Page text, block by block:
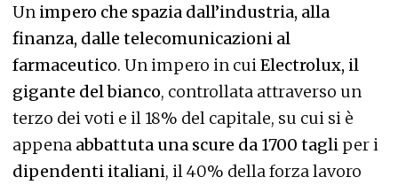
Un impero che spazia dall’industria, alla
finanza, dalle telecomunicazioni al
farmaceutico. Un impero in cuiElectrolux, il
gigante del bianco, controllata attraverso un
terzo dei voti e il 18% del capitale, su cui si è
appena abbattuta una scure da 1700 tagli per i
dipendenti italiani, il 40% della forza lavoro